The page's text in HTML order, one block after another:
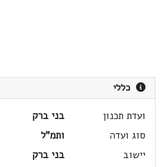
כללי
ועדת תכנון
בני ברק
סוג ועדה
ותמ"ל
יישוב
בני ברק